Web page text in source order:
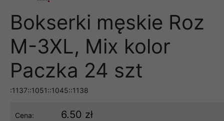
Bokserki męskie Roz
M-3XL, Mix kolor
Paczka 24 szt
:1137::1051::1045::1138
Cena: 6.50 zł